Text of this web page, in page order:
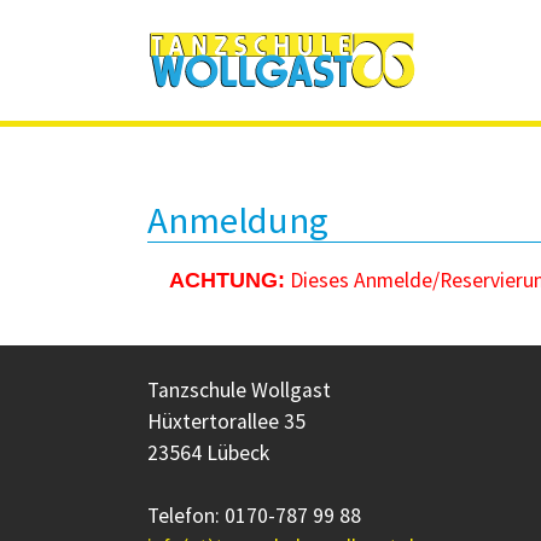
Zum Hauptinhalt springen
Anmeldung
ACHTUNG: Dieses Anmelde/
Tanzschule Wollgast
Hüxtertorallee 35
23564 Lübeck
Telefon: 0170-787 99 88